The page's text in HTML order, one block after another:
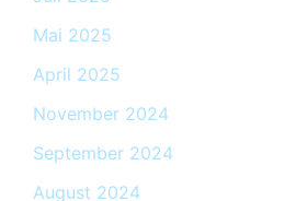
Mai 2025
April 2025
November 2024
September 2024
August 2024